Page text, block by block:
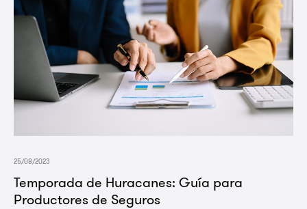
Temporada de Huracanes: Guía para
Productores de Seguros
25/08/2023